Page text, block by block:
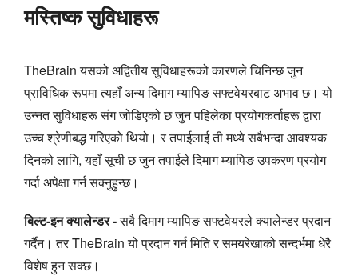
मस्तिष्क सुविधाहरू
TheBrain यसको अद्वितीय सुविधाहरूको कारणले चिनिन्छ जुन
प्राविधिक रूपमा त्यहाँ अन्य दिमाग म्यापिङ सफ्टवेयरबाट अभाव छ। यो
उन्नत सुविधाहरू संग जोडिएको छ जुन पहिलेका प्रयोगकर्ताहरू द्वारा
उच्च श्रेणीबद्ध गरिएको थियो। र तपाईलाई ती मध्ये सबैभन्दा आवश्यक
दिनको लागि, यहाँ सूची छ जुन तपाईले दिमाग म्यापिङ उपकरण प्रयोग
गर्दा अपेक्षा गर्न सक्नुहुन्छ।
बिल्ट-इन क्यालेन्डर -सबै दिमाग म्यापिङ सफ्टवेयरले क्यालेन्डर प्रदान
गर्दैन। तर TheBrain यो प्रदान गर्न मिति र समयरेखाको सन्दर्भमा धेरै
विशेष हुन सक्छ।